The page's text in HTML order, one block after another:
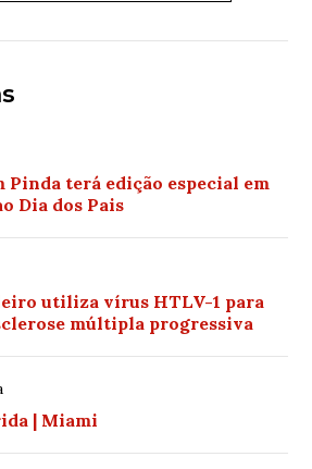
Pinda terá edição especial em
Dia dos Pais
utiliza vírus HTLV-1 para
múltipla progressiva
| Miami